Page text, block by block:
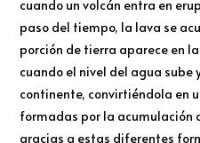
cuando un volcán entra en
paso del tiempo, la lava se
porción de tierra aparece en
cuando el nivel del agua sube
continente, convirtiéndola en
formadas por la acumulación
gracias a estas diferentes